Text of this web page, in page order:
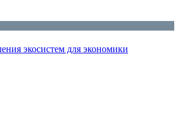
экосистем для экономики